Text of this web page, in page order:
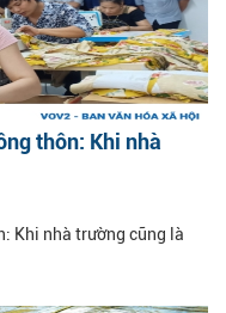
thôn: Khi nhà
Khi nhà trường cũng là